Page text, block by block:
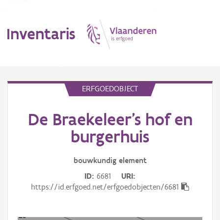
Inventaris
Erfgoedobject
ERFGOEDOBJECT
De Braekeleer's hof en
burgerhuis
bouwkundig element
ID 6681
URI
https://id.erfgoed.net/erfgoedobjecten/6681